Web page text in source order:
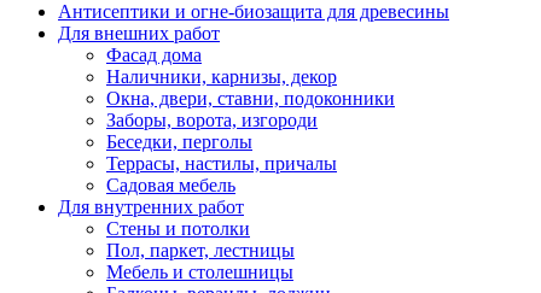
Антисептики и огне-биозащита для древесины
Для внешних работ
Фасад дома
Наличники, карнизы, декор
Окна, двери, ставни, подоконники
Заборы, ворота, изгороди
Беседки, перголы
Террасы, настилы, причалы
Садовая мебель
Для внутренних работ
Стены и потолки
Пол, паркет, лестницы
Мебель и столешницы